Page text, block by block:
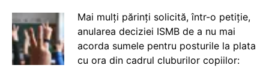
Mai mulți părinți solicită, într-o petiție,
anularea deciziei ISMB de a nu mai
acorda sumele pentru posturile la plata
cu ora din cadrul cluburilor copiilor: